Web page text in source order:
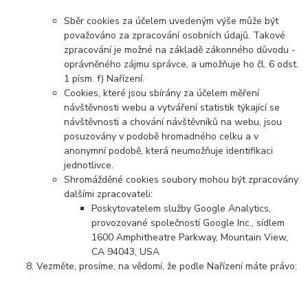
Sběr cookies za účelem uvedeným výše může být
považováno za zpracování osobních údajů. Takové
zpracování je možné na základě zákonného důvodu -
oprávněného zájmu správce, a umožňuje ho čl. 6 odst.
1 písm. f) Nařízení.
Cookies, které jsou sbírány za účelem měření
návštěvnosti webu a vytváření statistik týkající se
návštěvnosti a chování návštěvníků na webu, jsou
posuzovány v podobě hromadného celku a v
anonymní podobě, která neumožňuje identifikaci
jednotlivce.
Shromážděné cookies soubory mohou být zpracovány
dalšími zpracovateli:
Poskytovatelem služby Google Analytics,
provozované společností Google Inc., sídlem
1600 Amphitheatre Parkway, Mountain View,
CA 94043, USA
Vezměte, prosíme, na vědomí, že podle Nařízení máte právo: